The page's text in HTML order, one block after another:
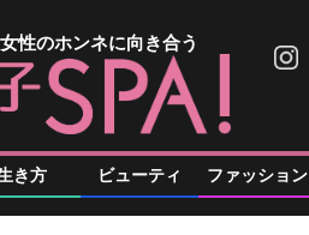
性のホンネに向き合う
き方 ビューティ ファッション